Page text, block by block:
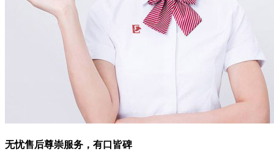
无忧售后尊崇服务，有口皆碑